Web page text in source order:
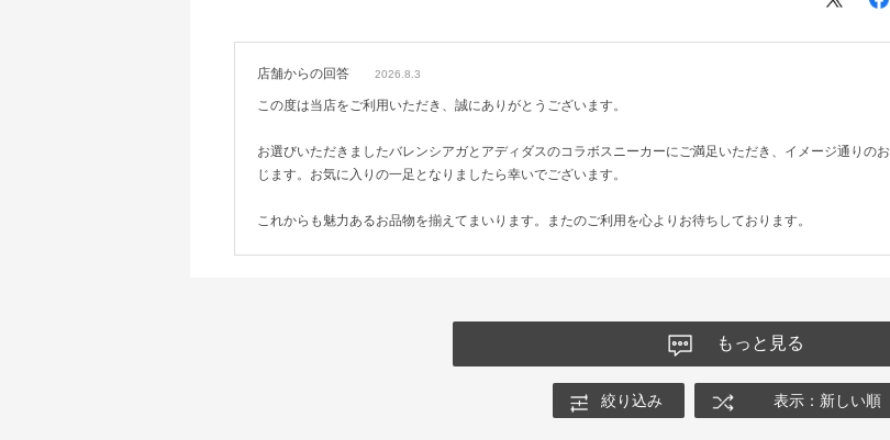
店舗からの回答 2026.8.3
この度は当店をご利用いただき、誠にありがとうございます。
お選びいただきましたバレンシアガとアディダスのコラボスニーカーにご満足いただき、イメージ通りの
じます。お気に入りの一足となりましたら幸いでございます。
これからも魅力あるお品物を揃えてまいります。またのご利用を心よりお待ちしております。
もっと見る
絞り込み 表示：新しい順